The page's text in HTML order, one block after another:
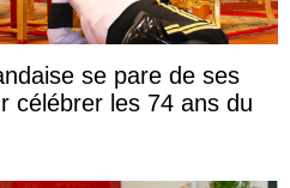
se pare de ses
célébrer les 74 ans du